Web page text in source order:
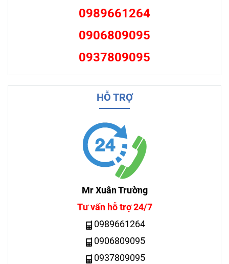
0989661264
0906809095
0937809095
HỖ TRỢ
Mr Xuân Trường
Tư vấn hỗ trợ 24/7
0989661264
0906809095
0937809095